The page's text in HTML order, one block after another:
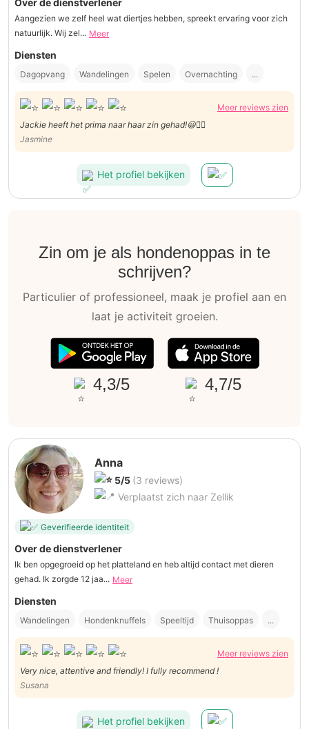
Over de dienstverlener
Aangezien we zelf heel wat diertjes hebben, spreekt ervaring voor zich
natuurlijk. Wij zel... Meer
Diensten
Dagopvang Wandelingen Spelen Overnachting ...
Meer reviews zien
Jackie heeft het prima naar haar zin gehad!😃👍🏻
Jasmine
Het profiel bekijken
Zin om je als hondenoppas in te
schrijven?
Particulier of professioneel, maak je profiel aan en
laat je activiteit groeien.
4,3/5 4,7/5
Anna
5/5 (3 reviews)
Verplaatst zich naar Zellik
Geverifieerde identiteit
Over de dienstverlener
Ik ben opgegroeid op het platteland en heb altijd contact met dieren
gehad. Ik zorgde 12 jaa... Meer
Diensten
Wandelingen Hondenknuffels Speeltijd Thuisoppas ...
Meer reviews zien
Very nice, attentive and friendly! I fully recommend !
Susana
Het profiel bekijken